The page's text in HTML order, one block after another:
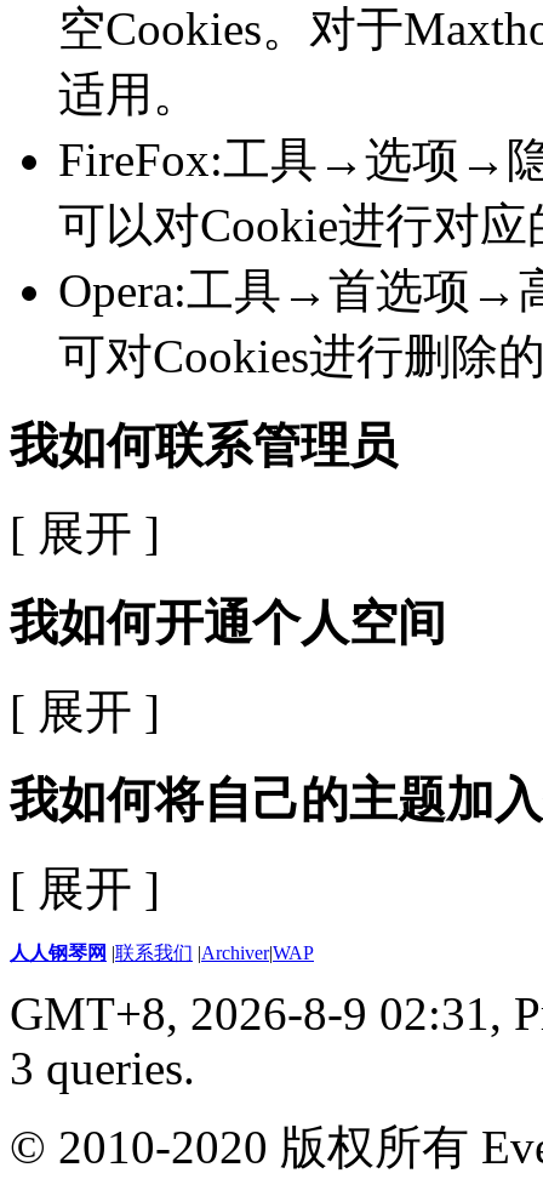
空Cookies。对于
适用。
FireFox:工具→选项→
可以对Cookie进行对
Opera:工具→首选项→
可对Cookies进行删除
我如何联系管理员
[ 展开 ]
我如何开通个人空间
[ 展开 ]
我如何将自己的主题加
[ 展开 ]
人人钢琴网 |联系我们 |Archiver|WAP
GMT+8, 2026-8-9 02:31,
3 queries.
© 2010-2020 版权所有